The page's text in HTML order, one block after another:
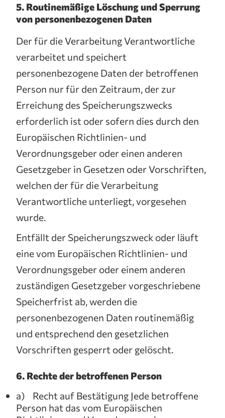
5. Routinemäßige Löschung und Sperrung
von personenbezogenen Daten
Der für die Verarbeitung Verantwortliche
verarbeitet und speichert
personenbezogene Daten der betroffenen
Person nur für den Zeitraum, der zur
Erreichung des Speicherungszwecks
erforderlich ist oder sofern dies durch den
Europäischen Richtlinien- und
Verordnungsgeber oder einen anderen
Gesetzgeber in Gesetzen oder Vorschriften,
welchen der für die Verarbeitung
Verantwortliche unterliegt, vorgesehen
wurde.
Entfällt der Speicherungszweck oder läuft
eine vom Europäischen Richtlinien- und
Verordnungsgeber oder einem anderen
zuständigen Gesetzgeber vorgeschriebene
Speicherfrist ab, werden die
personenbezogenen Daten routinemäßig
und entsprechend den gesetzlichen
Vorschriften gesperrt oder gelöscht.
6. Rechte der betroffenen Person
a) Recht auf Bestätigung Jede betroffene
Person hat das vom Europäischen